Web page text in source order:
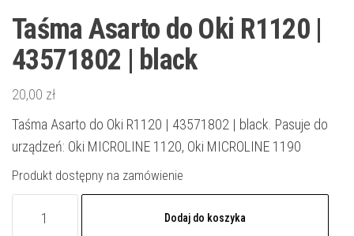
Taśma Asarto do Oki R1120 |
43571802 | black
20,00 zł
Taśma Asarto do Oki R1120 | 43571802 | black. Pasuje do
urządzeń: Oki MICROLINE 1120, Oki MICROLINE 1190
Produkt dostępny na zamówienie
Taśma
Dodaj do koszyka